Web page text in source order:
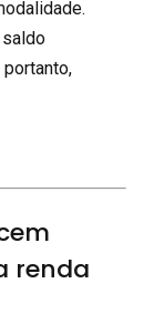
saldo
renda